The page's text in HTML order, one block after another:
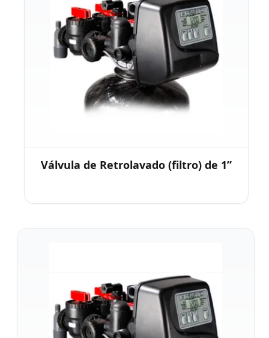
Válvula de Retrolavado (filtro) de 1”